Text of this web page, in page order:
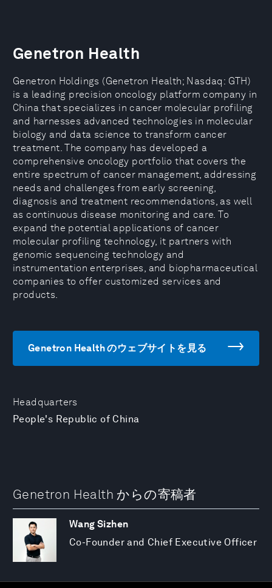
Headquarters
People's Republic of China
Genetron Health
Genetron Holdings (Genetron Health; Nasdaq: GTH)
is a leading precision oncology platform company in
China that specializes in cancer molecular profiling
and harnesses advanced technologies in molecular
biology and data science to transform cancer
treatment. The company has developed a
comprehensive oncology portfolio that covers the
entire spectrum of cancer management, addressing
needs and challenges from early screening,
diagnosis and treatment recommendations, as well
as continuous disease monitoring and care. To
expand the potential applications of cancer
molecular profiling technology, it partners with
genomic sequencing technology and
instrumentation enterprises, and biopharmaceutical
companies to offer customized services and
products.
Genetron Health のウェブサイトを見る
Genetron Health からの寄稿者
Wang Sizhen
Co-Founder and Chief Executive Officer